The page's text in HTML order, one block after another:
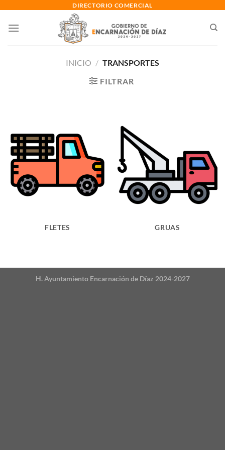
contenido
DIRECTORIO COMERCIAL
INICIO / TRANSPORTES
FILTRAR
FLETES GRUAS
H. Ayuntamiento Encarnación de Díaz 2024-2027